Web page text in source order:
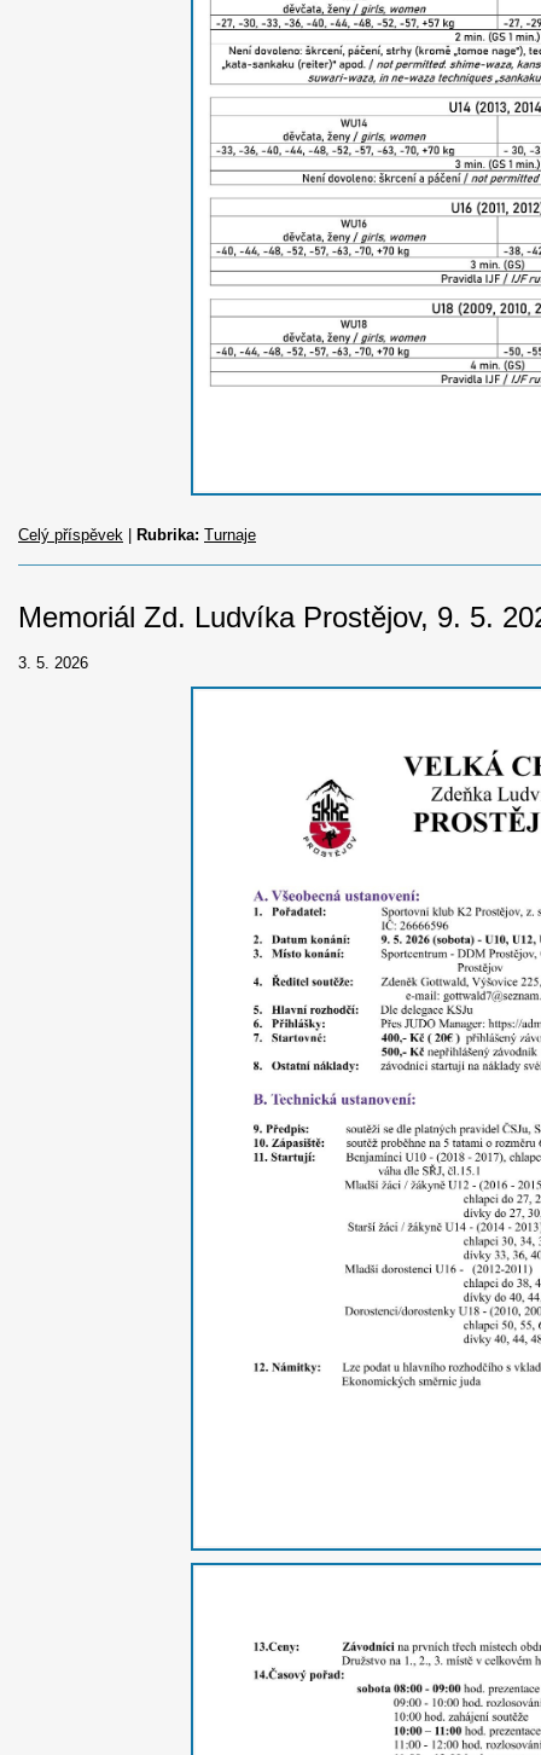
Celý příspěvek Rubrika: Turnaje
Memoriál Zd. Ludvíka Prostějov, 9. 5.
3. 5. 2026